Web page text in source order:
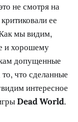
не смотря на
ее
мы видим,
и хорошему
допущенные
что сделанные
интересное
Dead World.